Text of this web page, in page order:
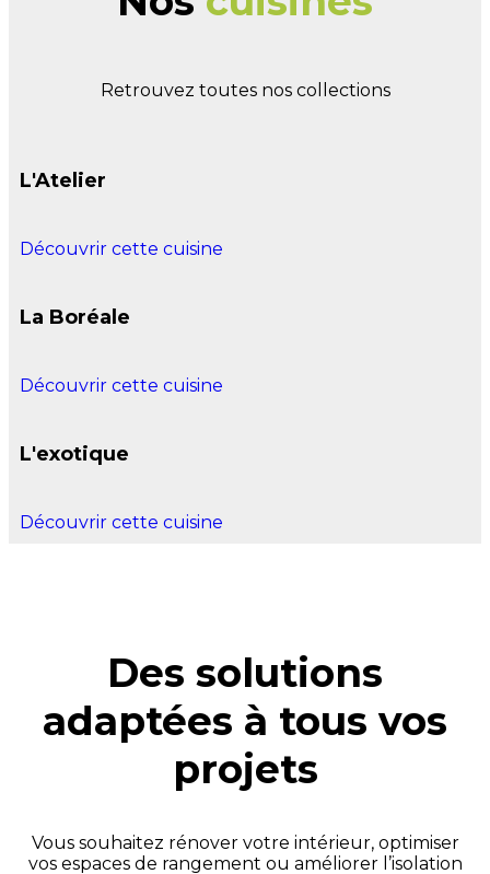
Retrouvez toutes nos collections
L'Atelier
Découvrir cette cuisine
La Boréale
Découvrir cette cuisine
L'exotique
Découvrir cette cuisine
Des solutions
adaptées à tous vos
projets
Vous souhaitez rénover votre intérieur, optimiser
vos espaces de rangement ou améliorer l’isolation